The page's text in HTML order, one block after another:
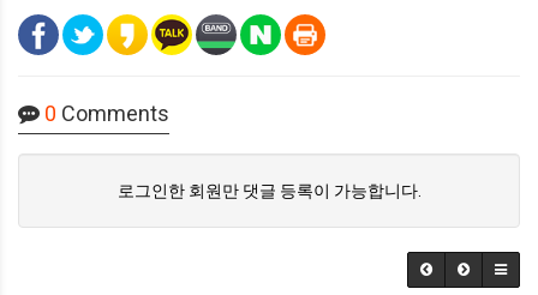
0 Comments
로그인한 회원만 댓글 등록이 가능합니다.